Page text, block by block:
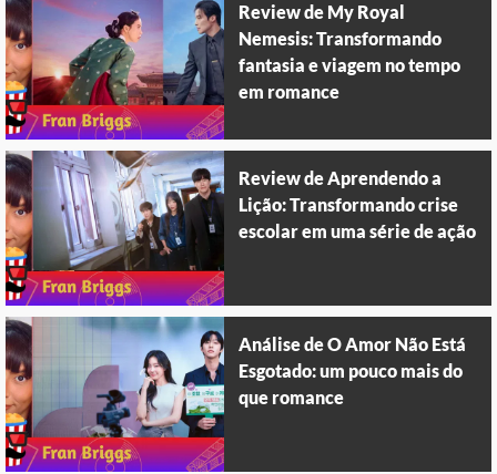
Review de My Royal
Nemesis: Transformando
fantasia e viagem no tempo
em romance
Review de Aprendendo a
Lição: Transformando crise
escolar em uma série de ação
Análise de O Amor Não Está
Esgotado: um pouco mais do
que romance